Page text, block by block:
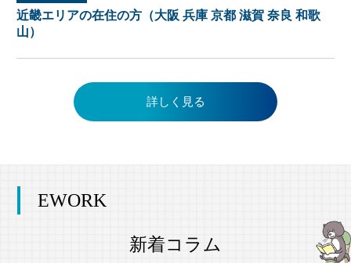
近畿エリアの在住の方（大阪 兵庫 京都 滋賀 奈良 和歌
山）
詳しく見る
EWORK
新着コラム